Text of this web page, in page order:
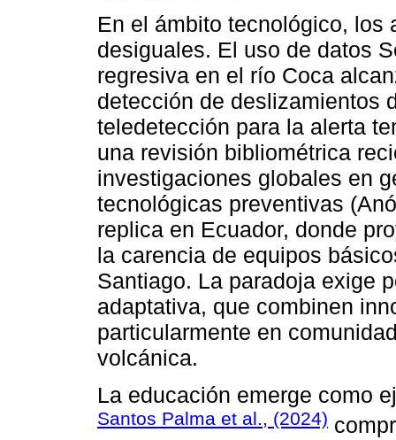
En el ámbito tecnológico, los
desiguales. El uso de datos
regresiva en el río Coca
detección de deslizamientos
teledetección para la alerta
una revisión bibliométrica
investigaciones globales en
tecnológicas preventivas
replica en Ecuador, donde
la carencia de equipos
Santiago. La paradoja exige
adaptativa, que combinen
particularmente en
volcánica.
La educación emerge como
Santos Palma et al., (2024)